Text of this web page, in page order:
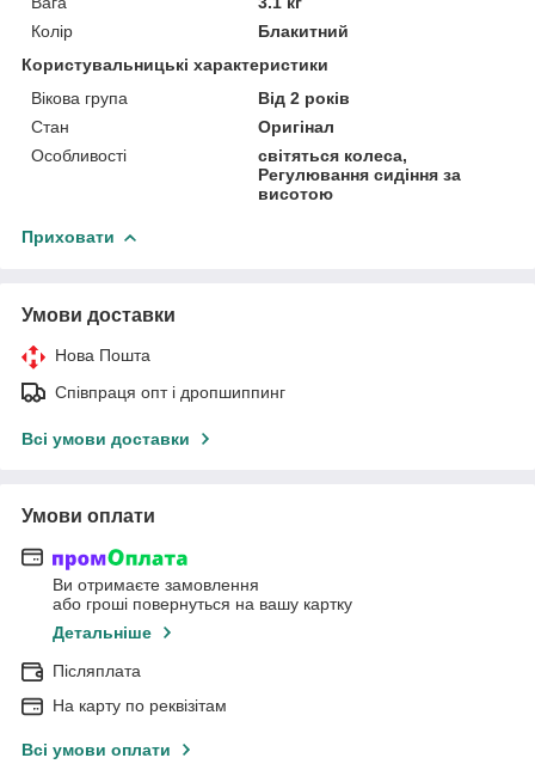
Колір
Блакитний
Користувальницькі характеристики
Вікова група
Від 2 років
Стан
Оригінал
Особливості
світяться колеса,
Регулювання сидіння за
висотою
Приховати
Умови доставки
Нова Пошта
Співпраця опт і дропшиппинг
Всі умови доставки
Умови оплати
Ви отримаєте замовлення
або гроші повернуться на вашу картку
Детальніше
Післяплата
На карту по реквізітам
Всі умови оплати